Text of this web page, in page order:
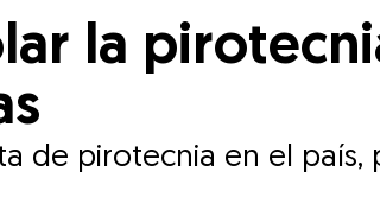
la
ser la